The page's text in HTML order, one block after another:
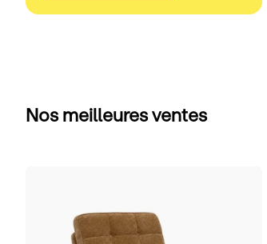
Nos meilleures ventes